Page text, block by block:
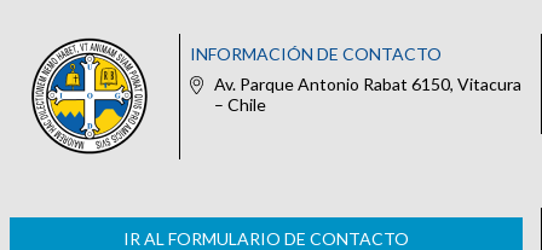
INFORMACIÓN DE CONTACTO
Av. Parque Antonio Rabat 6150, Vitacura
– Chile
IR AL FORMULARIO DE CONTACTO